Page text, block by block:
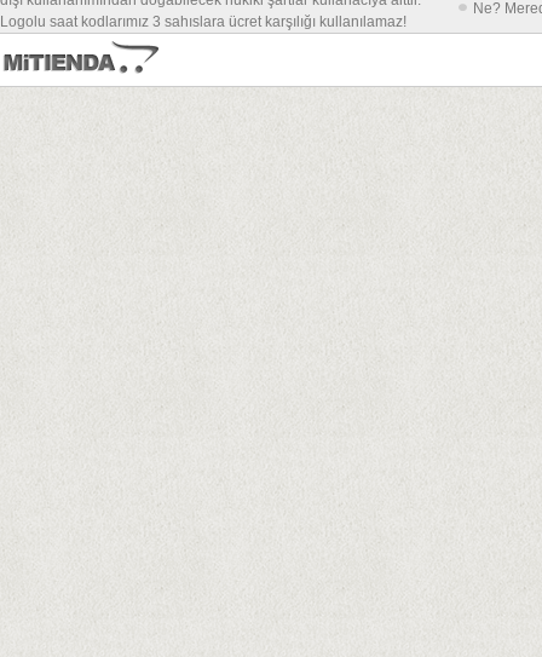
Logolu saat kodlarımız 3 sahıslara ücret karşılığı kullanılamaz!
Ne?